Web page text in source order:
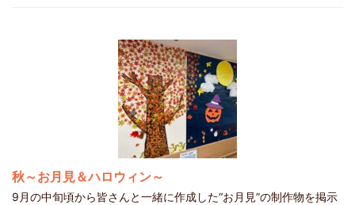
秋～お月見＆ハロウィン～
9月の中旬頃から皆さんと一緒に作成した“お月見”の制作物を掲示